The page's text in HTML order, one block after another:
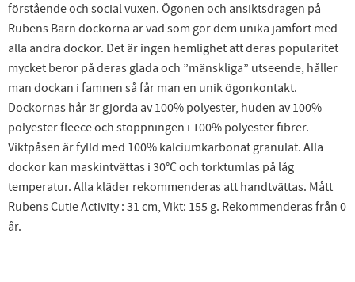
förstående och social vuxen. Ögonen och ansiktsdragen på
Rubens Barn dockorna är vad som gör dem unika jämfört med
alla andra dockor. Det är ingen hemlighet att deras popularitet
mycket beror på deras glada och ”mänskliga” utseende, håller
man dockan i famnen så får man en unik ögonkontakt.
Dockornas hår är gjorda av 100% polyester, huden av 100%
polyester fleece och stoppningen i 100% polyester fibrer.
Viktpåsen är fylld med 100% kalciumkarbonat granulat. Alla
dockor kan maskintvättas i 30°C och torktumlas på låg
temperatur. Alla kläder rekommenderas att handtvättas. Mått
Rubens Cutie Activity : 31 cm, Vikt: 155 g. Rekommenderas från 0
år.